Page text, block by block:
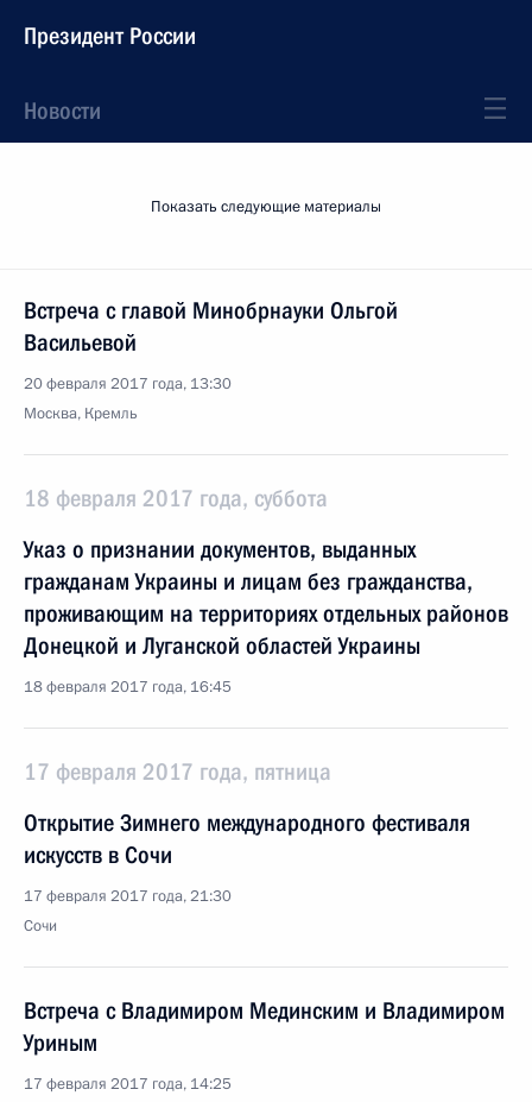
Президент России
Новости
Показать следующие материалы
Встреча с главой Минобрнауки Ольгой
Васильевой
20 февраля 2017 года, 13:30
Москва, Кремль
18 февраля 2017 года, суббота
Указ о признании документов, выданных
гражданам Украины и лицам без гражданства,
проживающим на территориях отдельных районов
Донецкой и Луганской областей Украины
18 февраля 2017 года, 16:45
17 февраля 2017 года, пятница
Открытие Зимнего международного фестиваля
искусств в Сочи
17 февраля 2017 года, 21:30
Сочи
Встреча с Владимиром Мединским и Владимиром
Уриным
17 февраля 2017 года, 14:25